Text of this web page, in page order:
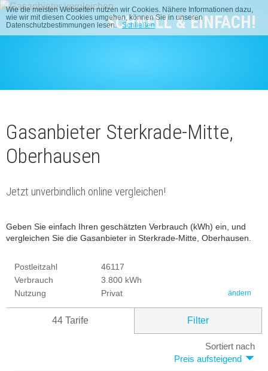
SCHNELL & EINFACH!
Wie die meisten Webseiten nutzen wir Cookies. Nähere Informationen dazu,
wie wir mit diesen Cookies umgehen, können Sie in unseren
Datenschutzbestimmungen lesen.Schließen
Gasanbieter Sterkrade-Mitte,
Oberhausen
Jetzt unverbindlich online vergleichen!
Geben Sie einfach Ihren geschätzten Verbrauch (kWh) ein, und
vergleichen Sie die Gasanbieter in Sterkrade-Mitte, Oberhausen.